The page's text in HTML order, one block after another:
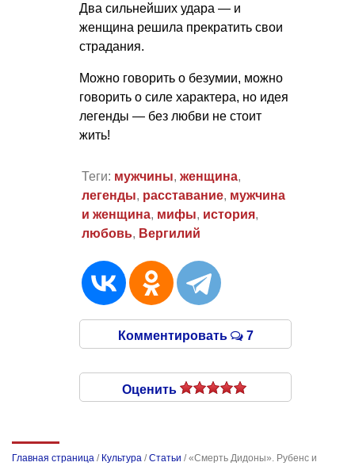
Два сильнейших удара — и
женщина решила прекратить свои
страдания.
Можно говорить о безумии, можно
говорить о силе характера, но идея
легенды — без любви не стоит
жить!
Теги: мужчины, женщина,
легенды, расставание, мужчина
и женщина, мифы, история,
любовь, Вергилий
Комментировать 7
Оценить
Главная страница / Культура /Статьи /«Смерть Дидоны». Рубенс и